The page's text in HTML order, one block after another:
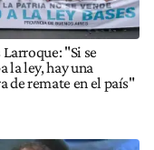
"Si se
la ley, hay una
de remate en el país"